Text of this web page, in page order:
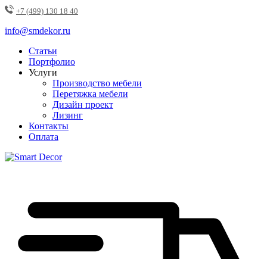
+7 (499) 130 18 40
info@smdekor.ru
Статьи
Портфолио
Услуги
Производство мебели
Перетяжка мебели
Дизайн проект
Лизинг
Контакты
Оплата